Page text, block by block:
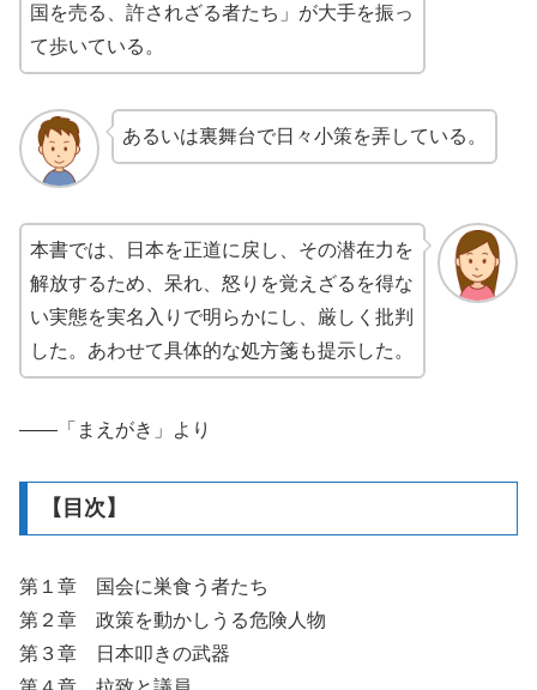
国を売る、許されざる者たち」が大手を振っ
て歩いている。
あるいは裏舞台で日々小策を弄している。
本書では、日本を正道に戻し、その潜在力を
解放するため、呆れ、怒りを覚えざるを得な
い実態を実名入りで明らかにし、厳しく批判
した。あわせて具体的な処方箋も提示した。
――「まえがき」より
【目次】
第１章 国会に巣食う者たち
第２章 政策を動かしうる危険人物
第３章 日本叩きの武器